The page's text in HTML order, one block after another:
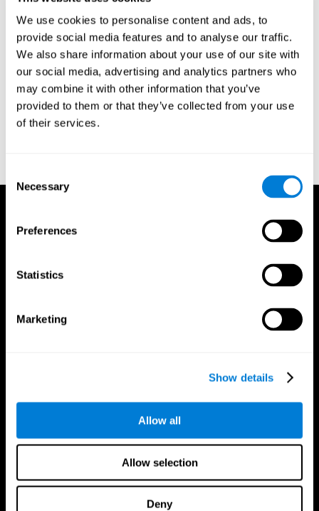
We use cookies to personalise content and ads, to
provide social media features and to analyse our traffic.
We also share information about your use of our site with
our social media, advertising and analytics partners who
may combine it with other information that you’ve
provided to them or that they’ve collected from your use
of their services.
Selection
Necessary
Preferences
Statistics
Marketing
Show details
Allow all
Allow selection
Deny
программу, которая оценивает вас в самом начале и затем
адаптируется к вашим потребностям и обучаемости.
Вы готовы начать или тренировка вызывает у вас
Чрезмерный стресс может снизить - и даже остановить -
нейрогенез, создание новых нейронов или нервных клеток.
Лучшей программой брейн-тренинга для вас будет та,
которая предложит персональную тренировку, не очень
Приложение CogniFit